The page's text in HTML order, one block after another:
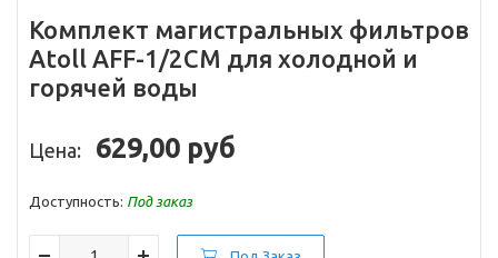
Комплект магистральных фильтров
Atoll AFF-1/2CM для холодной и
горячей воды
Цена: 629,00 руб
Доступность: Под заказ